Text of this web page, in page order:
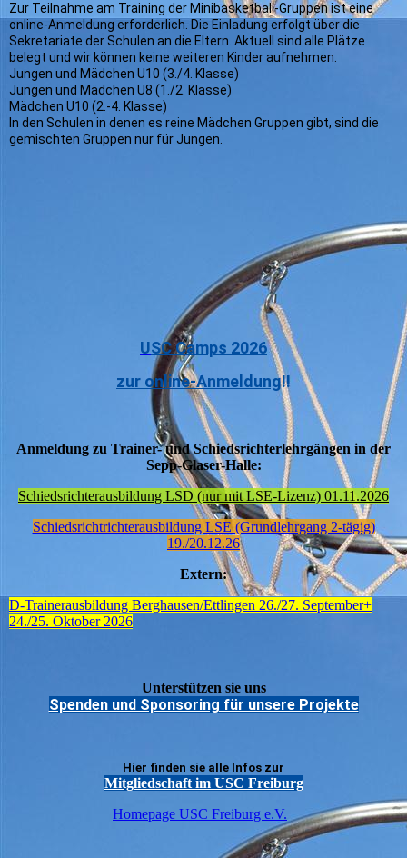
Zur Teilnahme am Training der Minibasketball-Gruppen ist eine
online-Anmeldung erforderlich. Die Einladung erfolgt über die
Sekretariate der Schulen an die Eltern. Aktuell sind alle Plätze
belegt und wir können keine weiteren Kinder aufnehmen.
Jungen und Mädchen U10 (3./4. Klasse)
Jungen und Mädchen U8 (1./2. Klasse)
Mädchen U10 (2.-4. Klasse)
In den Schulen in denen es reine Mädchen Gruppen gibt, sind die
gemischten Gruppen nur für Jungen.
USC Camps 2026
zur online-Anmeldung!!
Anmeldung zu Trainer- und Schiedsrichterlehrgängen in der
Sepp-Glaser-Halle:
Schiedsrichterausbildung LSD (nur mit LSE-Lizenz) 01.11.2026
Schiedsrichtrichterausbildung LSE (Grundlehrgang 2-tägig)
19./20.12.26
Extern:
D-Trainerausbildung Berghausen/Ettlingen 26./27. September+
24./25. Oktober 2026
Unterstützen sie uns
Spenden und Sponsoring für unsere Projekte
Hier finden sie alle Infos zur
Mitgliedschaft im USC Freiburg
Homepage USC Freiburg e.V.